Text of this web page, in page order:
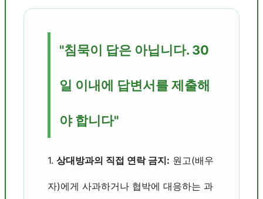
"침묵이 답은 아닙니다. 30
일 이내에 답변서를 제출해
야 합니다"
1. 상대방과의 직접 연락 금지: 원고(배우
자)에게 사과하거나 협박에 대응하는 과